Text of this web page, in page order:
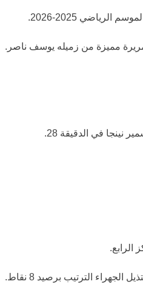
2025-2026.
الرابع.
الجهراء الترتيب برصيد 8 نقاط.